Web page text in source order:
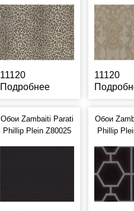
11120
Подробнее
11120
Обои Zambaiti Parati
Phillip Plein Z80025
Обои
Phillip